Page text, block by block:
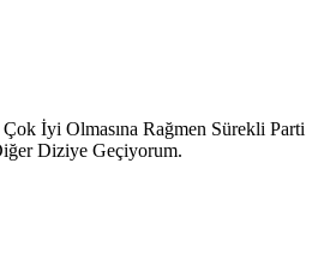
İyi Olmasına Rağmen Sürekli Parti
Diziye Geçiyorum.